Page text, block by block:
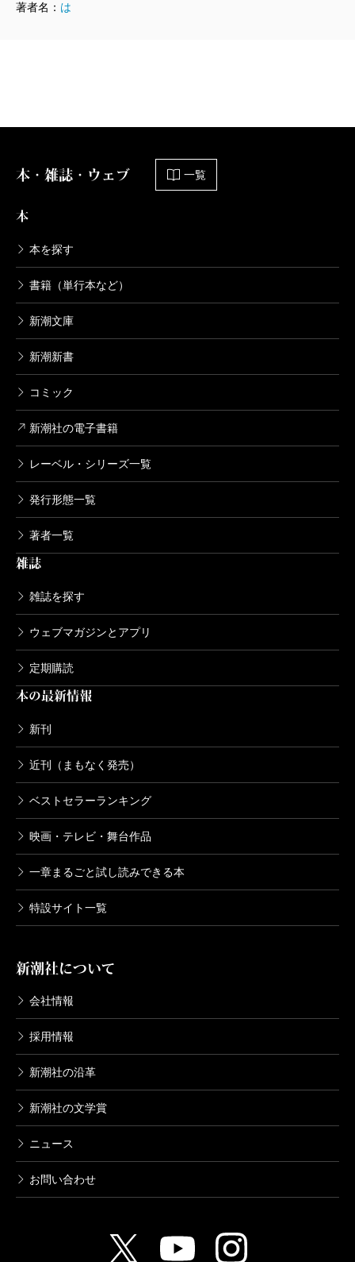
自分の作品をして、ディオニソス的（破壊的）では
も書いています。それは「わたくしの正直な告白」な
僭越ですが、歴史小説において、いえ、創造した人
物をキャラクターとする時代小説においても、鴎外の
言う「歴史離れ」が存在理由となることは言うまでも
唐無稽になってしまいます。ぎりぎりまで、これも鴎
を尊重し、史実の世界に踏ん張って、しかる後に跳ぶ
のです。それも、できうる限り、大きく跳ぶ。そこ
が、歴史小説、時代小説の創造性でしょう。
葉室さんは歴史小説も時代小説も書かれます。その
さんの跳躍がジャイアントリープだからでしょう。
られているのです。
「自然」を尊重した「葉室麟」の「歴史離れ」が随所
に盛り込まれています。それはどこか、そのなかのど
の「歴史離れ」が本作の肝なのか。一度目は作者の見
えざる手に導かれるままに奔流に攫われるごとく読
み、二度目はそういう視座から読んでみるのはいかが
でしょうか。私なりの回答はありますが、ネタばれに
で探検なさってみてください。そういう読み方ができ
ることがまた、「葉室麟」世界の引力なのです。
波 2015年9月号より
著者名： は
本・雑誌・ウェブ 一覧
本
本を探す
書籍（単行本など）
新潮文庫
新潮新書
コミック
新潮社の電子書籍
レーベル・シリーズ一覧
発行形態一覧
著者一覧
雑誌
雑誌を探す
ウェブマガジンとアプリ
定期購読
本の最新情報
新刊
近刊（まもなく発売）
ベストセラーランキング
映画・テレビ・舞台作品
一章まるごと試し読みできる本
特設サイト一覧
新潮社について
会社情報
採用情報
新潮社の沿革
新潮社の文学賞
ニュース
お問い合わせ